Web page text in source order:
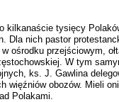
kilkanaście tysięcy
Dla nich pastor
ośrodku przejściowym,
W tym
ks. J. Gawlina
więźniów obozów. Mieli
Polakami.